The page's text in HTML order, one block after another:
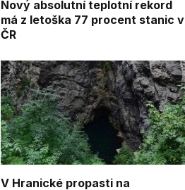
Nový absolutní teplotní rekord
má z letoška 77 procent stanic v
ČR
V Hranické propasti na